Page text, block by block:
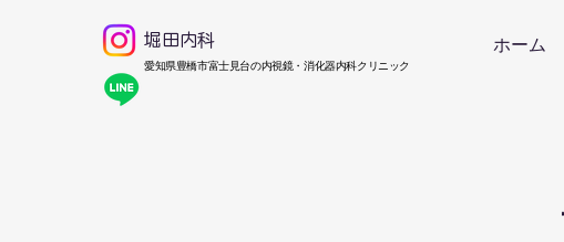
堀田内科
​愛知県豊橋市富士見台の内視鏡・消化器内科クリニック
ホーム